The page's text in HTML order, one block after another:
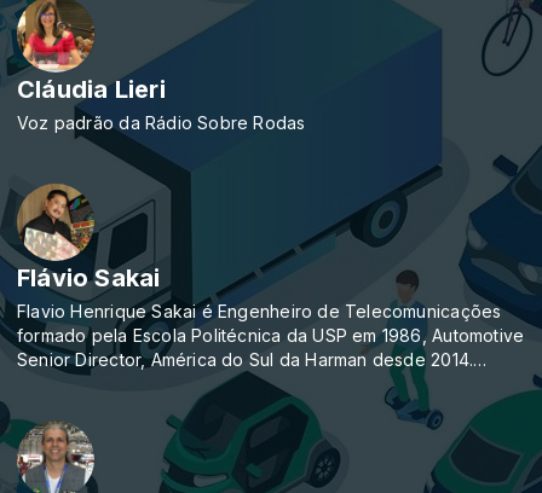
Folha de SP. Durante 20 anos trabalhou em várias
publicações da Editora Abril se especializando em Pesquisa
da Informação (checagem). Desde 1994 atua no segmento
automotivo e, nos últimos anos, se especializou em Turismo,
Hotelaria e Transportes através da Linha Editorial, empresa
que fundou em 1988. É um beatlemaníaco desde sempre.
Produz e apresenta o programa Outros Beatles que vai ao ar
na segunda quarta-feira do mês, às 20h, com reprises no
sábados e no domingo subsequente, às 21h.
Cláudia Lieri
Voz padrão da Rádio Sobre Rodas
Flávio Sakai
Flavio Henrique Sakai é Engenheiro de Telecomunicações
formado pela Escola Politécnica da USP em 1986, Automotive
Senior Director, América do Sul da Harman desde 2014.
Membro da Diretoria Executiva da AEA e colaborador do
Sindipeças, SAE e Frost and Sullivan. Apaixonado por
inovação e mobilidade, esportes, artes e música, é claro!
Produz e apresenta o programa Rock Sobre Rodas que vai